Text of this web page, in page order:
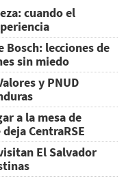
cuando el
Bosch: lecciones de
sin miedo
y PNUD
a la mesa de
CentraRSE
El Salvador